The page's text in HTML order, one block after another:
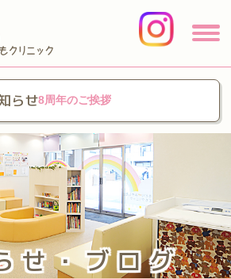
らせ8周年のご挨拶
せ・ブログ